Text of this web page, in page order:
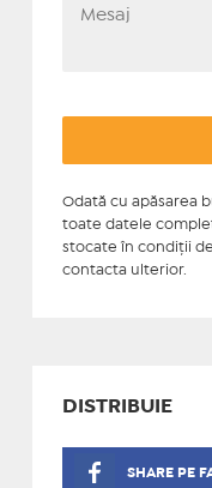
Odată cu apăsarea
toate datele
stocate în condiţii
contacta ulterior.
DISTRIBUIE
SHARE PE